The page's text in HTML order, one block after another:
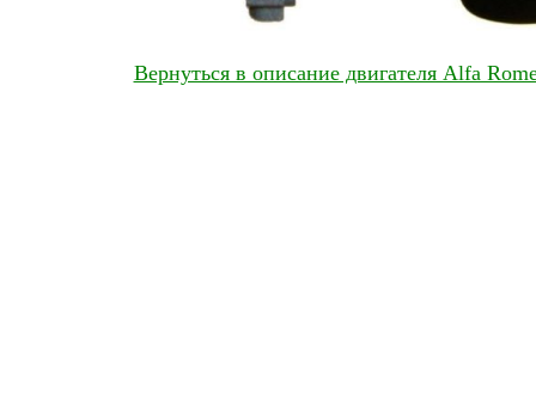
Вернуться в описание двигателя Alfa